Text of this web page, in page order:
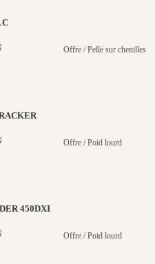
Offre / Pelle sur chenilles
Offre / Poid lourd
450DXI
Offre / Poid lourd